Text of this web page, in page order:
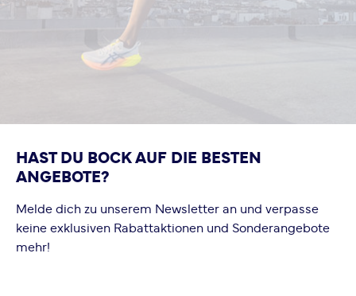
HAST DU BOCK AUF DIE BESTEN
ANGEBOTE?
Melde dich zu unserem Newsletter an und verpasse
keine exklusiven Rabattaktionen und Sonderangebote
mehr!